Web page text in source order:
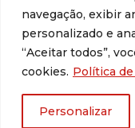
navegação, exibir
personalizado e
“Aceitar todos”,
cookies. Política
Personalizar
mundo.
© 2025